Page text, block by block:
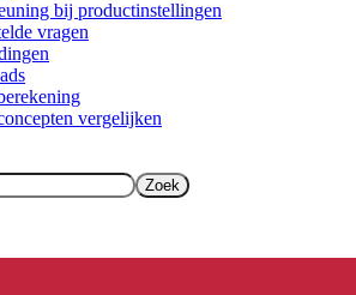
bij productinstellingen
vragen
vergelijken